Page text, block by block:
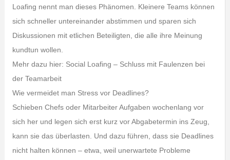
Loafing nennt man dieses Phänomen. Kleinere Teams können
sich schneller untereinander abstimmen und sparen sich
Diskussionen mit etlichen Beteiligten, die alle ihre Meinung
kundtun wollen.
Mehr dazu hier: Social Loafing – Schluss mit Faulenzen bei
der Teamarbeit
Wie vermeidet man Stress vor Deadlines?
Schieben Chefs oder Mitarbeiter Aufgaben wochenlang vor
sich her und legen sich erst kurz vor Abgabetermin ins Zeug,
kann sie das überlasten. Und dazu führen, dass sie Deadlines
nicht halten können – etwa, weil unerwartete Probleme